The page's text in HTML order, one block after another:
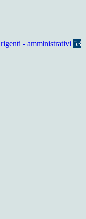
- amministrativi 53